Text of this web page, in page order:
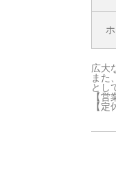
広大
また
とし
【営
【